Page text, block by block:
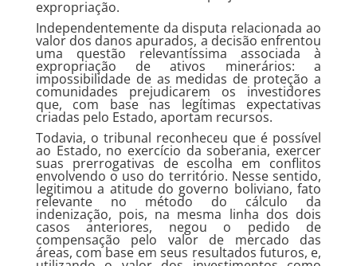
expropriação.
Independentemente da disputa relacionada ao
valor dos danos apurados, a decisão enfrentou
uma questão relevantíssima associada à
expropriação de ativos minerários: a
impossibilidade de as medidas de proteção a
comunidades prejudicarem os investidores
que, com base nas legítimas expectativas
criadas pelo Estado, aportam recursos.
Todavia, o tribunal reconheceu que é possível
ao Estado, no exercício da soberania, exercer
suas prerrogativas de escolha em conflitos
envolvendo o uso do território. Nesse sentido,
legitimou a atitude do governo boliviano, fato
relevante no método do cálculo da
indenização, pois, na mesma linha dos dois
casos anteriores, negou o pedido de
compensação pelo valor de mercado das
áreas, com base em seus resultados futuros, e,